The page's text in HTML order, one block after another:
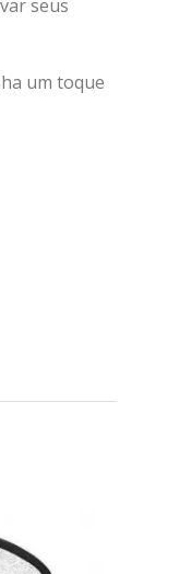
seus
um toque